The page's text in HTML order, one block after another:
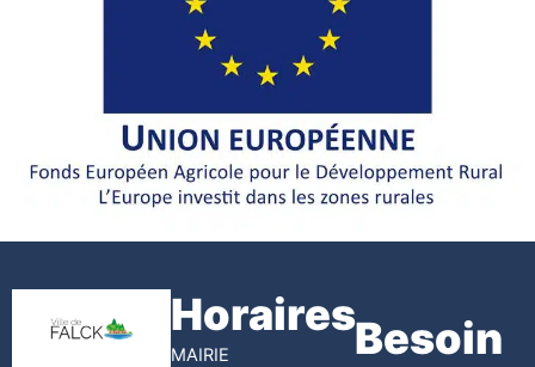
Horaires
MAIRIE Besoin